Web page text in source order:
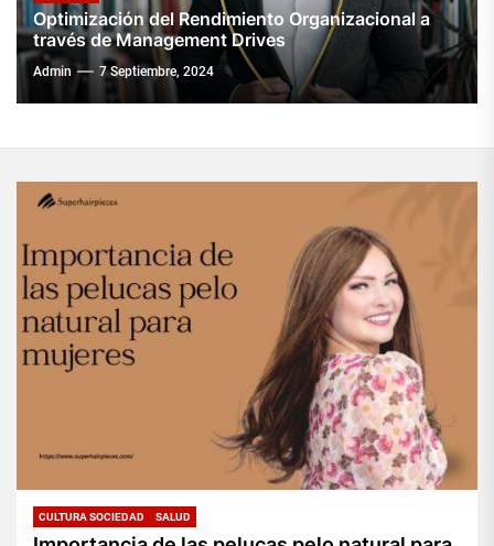
Optimización del Rendimiento Organizacional a
través de Management Drives
Admin 7 Septiembre, 2024
CULTURA SOCIEDAD SALUD